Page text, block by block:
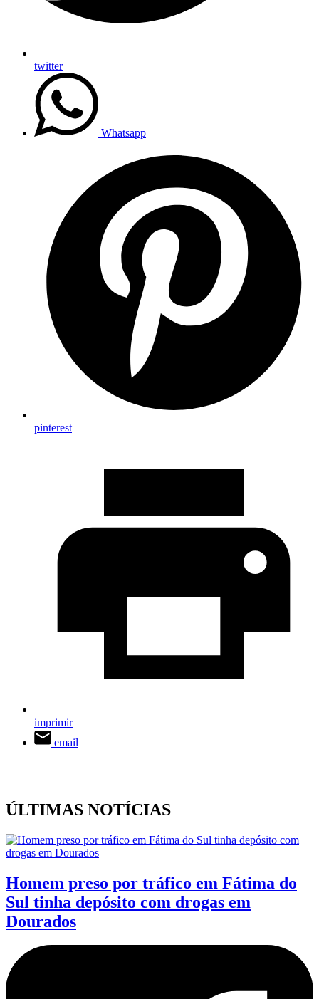
twitter
Whatsapp
pinterest
imprimir
email
ÚLTIMAS NOTÍCIAS
Homem preso por tráfico em Fátima do
Sul tinha depósito com drogas em
Dourados